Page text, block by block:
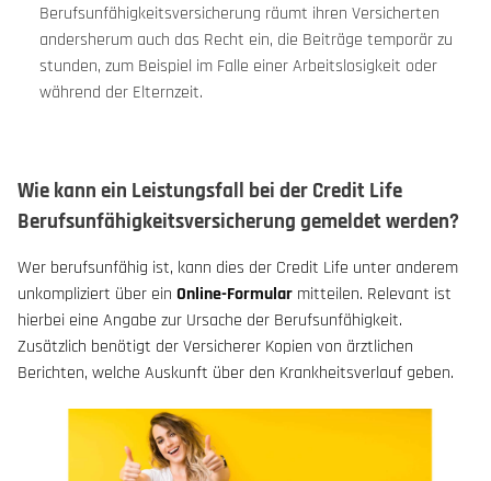
Berufsunfähigkeitsversicherung räumt ihren Versicherten
andersherum auch das Recht ein, die Beiträge temporär zu
stunden, zum Beispiel im Falle einer Arbeitslosigkeit oder
während der Elternzeit.
Wie kann ein Leistungsfall bei der Credit Life
Berufsunfähigkeitsversicherung gemeldet werden?
Wer berufsunfähig ist, kann dies der Credit Life unter anderem
unkompliziert über ein Online-Formular mitteilen. Relevant ist
hierbei eine Angabe zur Ursache der Berufsunfähigkeit.
Zusätzlich benötigt der Versicherer Kopien von ärztlichen
Berichten, welche Auskunft über den Krankheitsverlauf geben.